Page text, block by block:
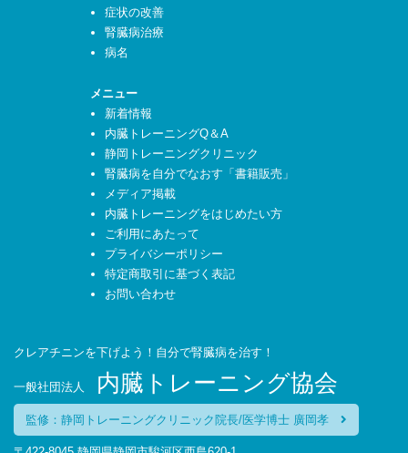
症状の改善
腎臓病治療
病名
メニュー
新着情報
内臓トレーニングQ＆A
静岡トレーニングクリニック
腎臓病を自分でなおす「書籍販売」
メディア掲載
内臓トレーニングをはじめたい方
ご利用にあたって
プライバシーポリシー
特定商取引に基づく表記
お問い合わせ
クレアチニンを下げよう！自分で腎臓病を治す！
一般社団法人 内臓トレーニング協会
監修：静岡トレーニングクリニック院長/医学博士 廣岡孝